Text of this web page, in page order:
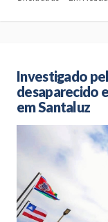
Investigado
desaparecido
em Santaluz